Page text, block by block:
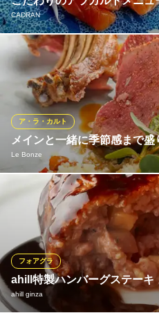
東京都中央区銀座7-5-12 ニューギンザビ
CADRAN
銀座の象徴的な景色を一望できる
こだわりのフードメニューをお
で48時間以上浄化した美味しい
テナブルな生産方法によって作
など、シャンパーニュとのペア
CADRAN
銀座 駅直結 フレンチ
地下鉄丸ノ内線銀座駅 徒歩2分
東京都中央区銀座5-8-1 銀座プレイス7F
メインと一緒に季節感まで盛
Le Bonze
ア・ラ・カルト
タイムの香りが肉の旨味を引き
ラフルな色使いと繊細な盛りつ
イユやクスクスの他、いろいろ
満点。料理は、日常的に使って
レンチでは珍しく「遠慮すること
ぞ」という。
Le Bonze
ahill特製ハンバーグステーキ
ahill ginza
フォアグラ